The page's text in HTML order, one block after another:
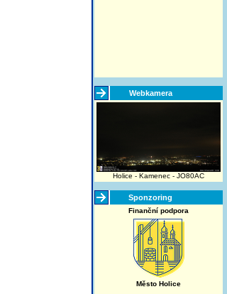
Webkamera
Holice - Kamenec - JO80AC
Sponzoring
Finanční podpora
Město Holice